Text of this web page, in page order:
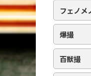
編集部
編集部取
編集部
フェノメ
爆撮
百獣撮